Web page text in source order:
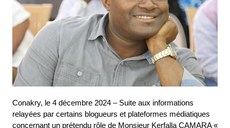
Conakry, le 4 décembre 2024 – Suite aux informations
relayées par certains blogueurs et plateformes médiatiques
concernant un prétendu rôle de Monsieur Kerfalla CAMARA «